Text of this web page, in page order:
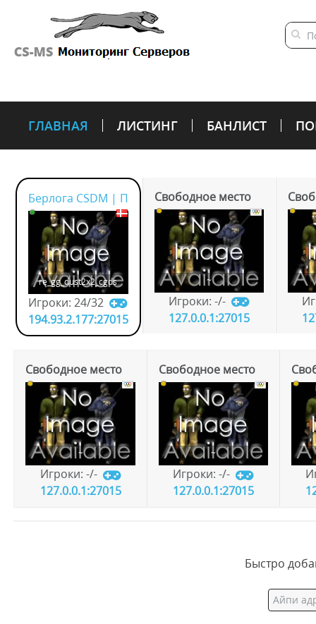
ГЛАВНАЯ ЛИСТИНГ БАНЛИСТ
Берлога CSDM | Пушки-Лазеры
re_gg_dust2x2_cgds
Игроки: 24/32
194.93.2.177:27015
Свободное место
~
Игроки: -/-
127.0.0.1:27015
Свободное место
~
Игроки: -/-
127.0.0.1:27015
Свободное место
~
Игроки: -/-
127.0.0.1:27015
Быстро